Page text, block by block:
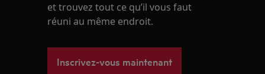
et trouvez tout ce qu’il vous faut
réuni au même endroit.
Inscrivez-vous maintenant